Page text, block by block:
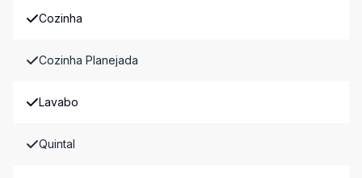
Cozinha
Cozinha Planejada
Lavabo
Quintal